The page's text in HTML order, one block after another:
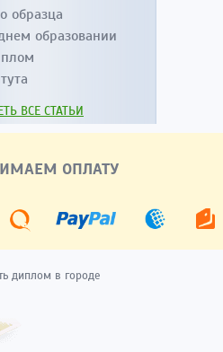
образца
образовании
ВСЕ СТАТЬИ
ОПЛАТУ
диплом в городе